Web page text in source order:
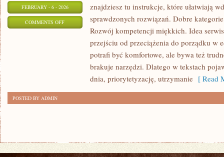
FEBRUARY - 6 - 2026
COMMENTS OFFON
TECHNOLOGIE
znajdziesz tu instrukcje, które ułatwiają
sprawdzonych rozwiązań. Dobre
Rozwój kompetencji miękkich. Idea
przejściu od przeciążenia do porządku w
potrafi być komfortowe, ale bywa też
brakuje narzędzi. Dlatego w tekstach
dnia, priorytetyzację, utrzymanie [ Read
POSTED BY ADMIN